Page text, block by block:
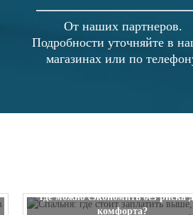
От наших партнеров.
Подробности уточняйте в
магазинах или по
где можно сэкономить без риска
комфорта?